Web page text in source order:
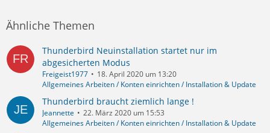
Ähnliche Themen
Thunderbird Neuinstallation startet nur im
abgesicherten Modus
Freigeist1977
18. April 2020 um 13:20
Allgemeines Arbeiten / Konten einrichten / Installation & Update
Thunderbird braucht ziemlich lange !
Jeannette
22. März 2020 um 15:53
Allgemeines Arbeiten / Konten einrichten / Installation & Update